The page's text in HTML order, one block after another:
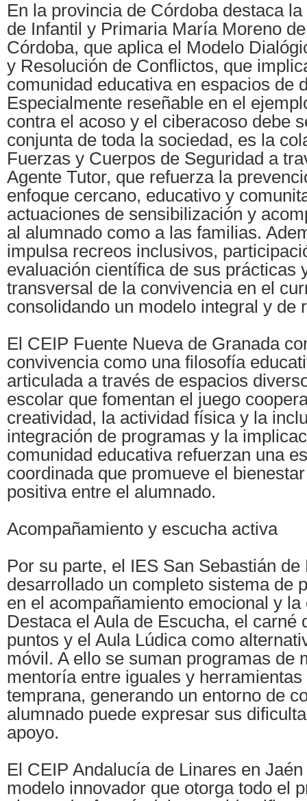
En la provincia de Córdoba destaca
de Infantil y Primaria María Moreno
Córdoba, que aplica el Modelo
y Resolución de Conflictos, que
comunidad educativa en espacios de
Especialmente reseñable en el
contra el acoso y el ciberacoso debe
conjunta de toda la sociedad, es la
Fuerzas y Cuerpos de Seguridad a
Agente Tutor, que refuerza la
enfoque cercano, educativo y
actuaciones de sensibilización y
al alumnado como a las familias.
impulsa recreos inclusivos,
evaluación científica de sus prácticas
transversal de la convivencia en el
consolidando un modelo integral y de
El CEIP Fuente Nueva de Granada
convivencia como una filosofía
articulada a través de espacios
escolar que fomentan el juego
creatividad, la actividad física y la
integración de programas y la
comunidad educativa refuerzan una
coordinada que promueve el
positiva entre el alumnado.
Acompañamiento y escucha activa
Por su parte, el IES San Sebastián de
desarrollado un completo sistema de
en el acompañamiento emocional y
Destaca el Aula de Escucha, el carné
puntos y el Aula Lúdica como
móvil. A ello se suman programas de
mentoría entre iguales y
temprana, generando un entorno de
alumnado puede expresar sus
apoyo.
El CEIP Andalucía de Linares en
modelo innovador que otorga todo el